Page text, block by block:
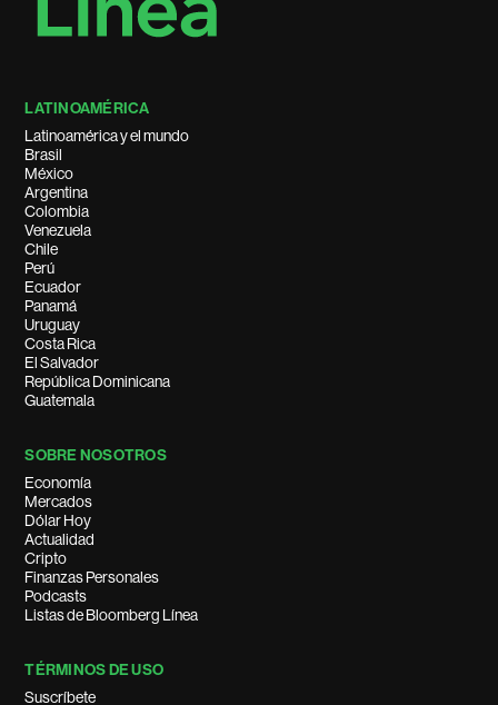
LATINOAMÉRICA
Latinoamérica y el mundo
Brasil
México
Argentina
Colombia
Venezuela
Chile
Perú
Ecuador
Panamá
Uruguay
Costa Rica
El Salvador
República Dominicana
Guatemala
SOBRE NOSOTROS
Economía
Mercados
Dólar Hoy
Actualidad
Cripto
Finanzas Personales
Podcasts
Listas de Bloomberg Línea
TÉRMINOS DE USO
Suscríbete